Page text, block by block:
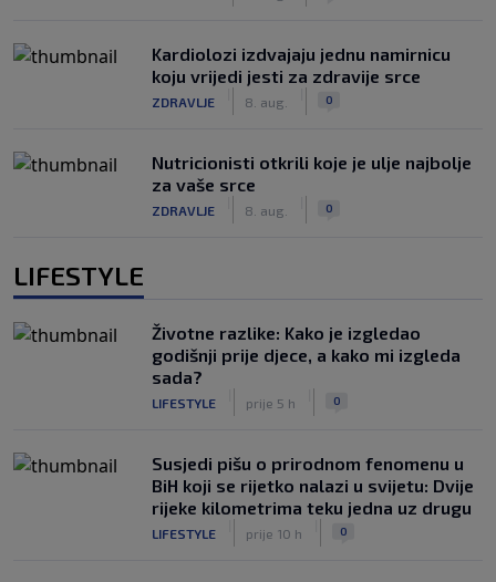
Kardiolozi izdvajaju jednu namirnicu
koju vrijedi jesti za zdravije srce
ZDRAVLJE 8. aug. 0
Nutricionisti otkrili koje je ulje najbolje
za vaše srce
ZDRAVLJE 8. aug. 0
LIFESTYLE
Životne razlike: Kako je izgledao
godišnji prije djece, a kako mi izgleda
sada?
LIFESTYLE prije 5 h 0
Susjedi pišu o prirodnom fenomenu u
BiH koji se rijetko nalazi u svijetu: Dvije
rijeke kilometrima teku jedna uz drugu
LIFESTYLE prije 10 h 0